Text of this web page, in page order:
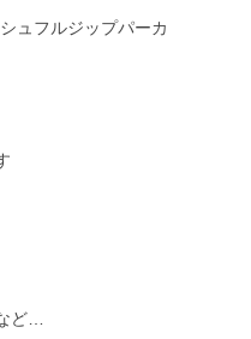
ュフルジップパーカ
ど…